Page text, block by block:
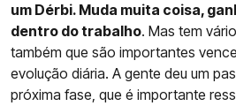
um Dérbi. Muda muita coisa,
dentro do trabalho. Mas tem
também que são importantes
evolução diária. A gente deu um
próxima fase, que é importante